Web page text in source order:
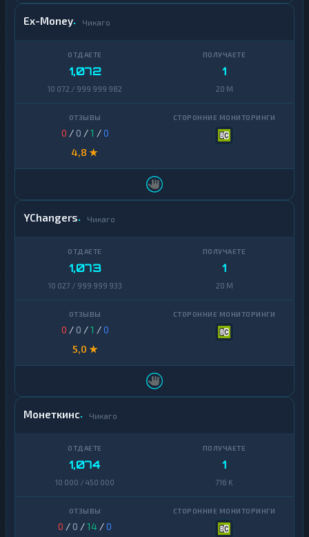
Ex-Money Чикаго
1,072
10 072 / 999 999 982
1
20 M
0 / 0 /1 /0
4,8 ★
YChangers Чикаго
1,073
10 027 / 999 999 933
1
20 M
0 / 0 /1 /0
5,0 ★
Монеткинс Чикаго
1,074
10 000 / 450 000
1
716 K
0 / 0 /14 /0